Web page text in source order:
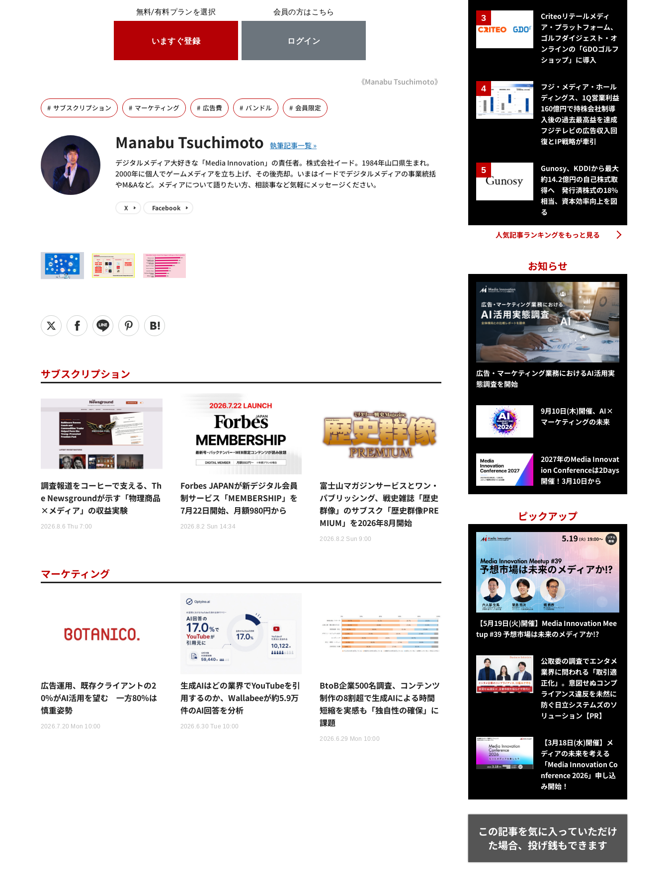
無料/有料プランを選択
いますぐ登録
会員の方はこちら
ログイン
《Manabu Tsuchimoto》
サブスクリプション マーケティング 広告費 バンドル 会員限定
Manabu Tsuchimoto
デジタルメディア大好きな「Media Innovation」の責任者。株式会社イード。1984年山口県生まれ。
2000年に個人でゲームメディアを立ち上げ、その後売却。いまはイードでデジタルメディアの事業統括
やM&Aなど。メディアについて語りたい方、相談事など気軽にメッセージください。
X Facebook
サブスクリプション
調査報道をコーヒーで支える、Th
e Newsgroundが示す「物理商品
×メディア」の収益実験
2026.8.6 Thu 7:00
Forbes JAPANが新デジタル会員
制サービス「MEMBERSHIP」を
7月22日開始、月額980円から
2026.8.2 Sun 14:34
富士山マガジンサービスとワン・
パブリッシング、戦史雑誌「歴史
群像」のサブスク「歴史群像PRE
MIUM」を2026年8月開始
2026.8.2 Sun 9:00
マーケティング
広告運用、既存クライアントの2
0％がAI活用を望む 一方80％は
慎重姿勢
2026.7.20 Mon 10:00
生成AIはどの業界でYouTubeを引
用するのか、Wallabeeが約5.9万
件のAI回答を分析
2026.6.30 Tue 10:00
BtoB企業500名調査、コンテンツ
制作の8割超で生成AIによる時間
短縮を実感も「独自性の確保」に
課題
2026.6.29 Mon 10:00
Criteoリテールメディ
ア・プラットフォーム、
ゴルフダイジェスト・オ
ンラインの「GDOゴルフ
ショップ」に導入
フジ・メディア・ホール
ディングス、1Q営業利益
160億円で持株会社制導
入後の過去最高益を達成
フジテレビの広告収入回
復とIP戦略が牽引
Gunosy、KDDIから最大
約14.2億円の自己株式取
得へ 発行済株式の18%
相当、資本効率向上を図
る
人気記事ランキングをもっと見る
お知らせ
広告・マーケティング業務におけるAI活用実
態調査を開始
9月10日(木)開催、AI×
マーケティングの未来
2027年のMedia Innovat
ion Conferenceは2Days
開催！3月10日から
ピックアップ
【5月19日(火)開催】Media Innovation Mee
tup #39 予想市場は未来のメディアか!?
公​​取委の調査でエンタメ
業界に問われる「取引適
正化」。意図せぬコンプ
ライアンス違反を未然に
防ぐ日立システムズのソ
リューション​【PR】
【3月18日(水)開催】メ
ディアの未来を考える
「Media Innovation Co
nference 2026」申し込
み開始！
この記事を気に入っていただけ
た場合、投げ銭もできます